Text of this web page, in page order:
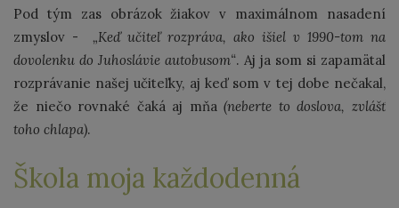
Pod tým zas obrázok žiakov v maximálnom nasadení
zmyslov - „Keď učiteľ rozpráva, ako išiel v 1990-tom na
dovolenku do Juhoslávie autobusom“. Aj ja som si zapamätal
rozprávanie našej učiteľky, aj keď som v tej dobe nečakal,
že niečo rovnaké čaká aj mňa(neberte to doslova, zvlášť
toho chlapa).
Škola moja každodenná